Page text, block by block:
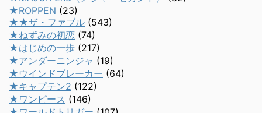
★ROPPEN (23)
★★ザ・ファブル (543)
★ねずみの初恋 (74)
★はじめの一歩 (217)
★アンダーニンジャ (19)
★ウインドブレーカー (64)
★キャプテン2 (122)
★ワンピース (146)